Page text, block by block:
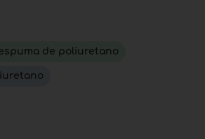
de poliuretano